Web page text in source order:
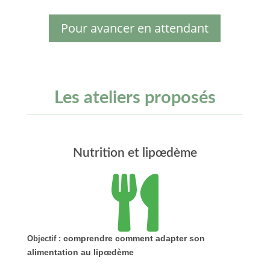
Pour avancer en attendant
Les ateliers proposés
Nutrition et lipœdème

Objectif : comprendre comment adapter son
alimentation au lipœdème